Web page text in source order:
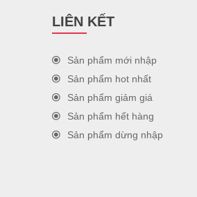
LIÊN KẾT
Sản phẩm mới nhập
Sản phẩm hot nhất
Sản phẩm giảm giá
Sản phẩm hết hàng
Sản phẩm dừng nhập